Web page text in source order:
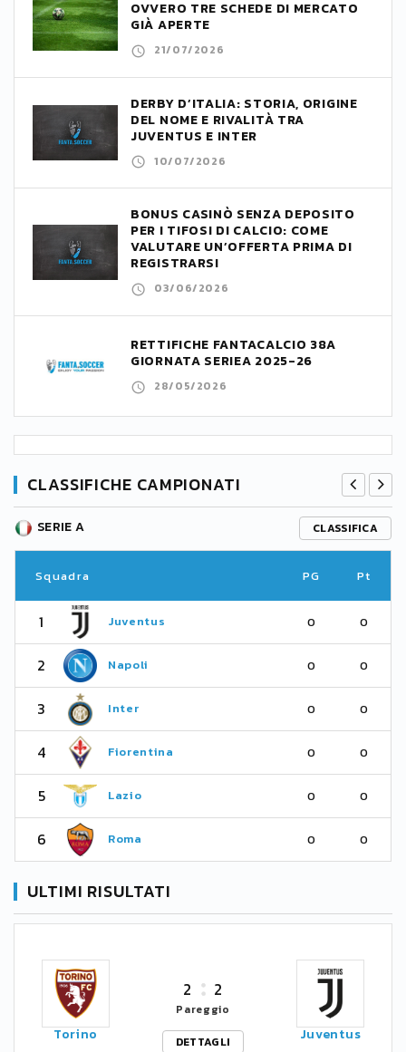
OVVERO TRE SCHEDE DI MERCATO
GIÀ APERTE
21/07/2026
DERBY D’ITALIA: STORIA, ORIGINE
DEL NOME E RIVALITÀ TRA
JUVENTUS E INTER
10/07/2026
BONUS CASINÒ SENZA DEPOSITO
PER I TIFOSI DI CALCIO: COME
VALUTARE UN’OFFERTA PRIMA DI
REGISTRARSI
03/06/2026
RETTIFICHE FANTACALCIO 38A
GIORNATA SERIEA 2025-26
28/05/2026
CLASSIFICHE CAMPIONATI
SERIE A CLASSIFICA
Squadra PG Pt
1 Juventus 0 0
2 Napoli 0 0
3 Inter 0 0
4 Fiorentina 0 0
5 Lazio 0 0
6 Roma 0 0
ULTIMI RISULTATI
Torino
2 2
Pareggio
DETTAGLI
Juventus